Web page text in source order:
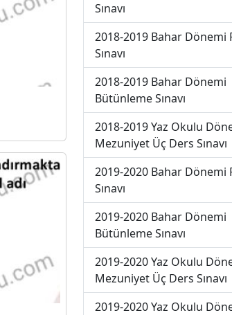
Sınavı
2018-2019 Bahar Dönemi
Sınavı
2018-2019 Bahar Dönemi
Bütünleme Sınavı
2018-2019 Yaz Okulu
Mezuniyet Üç Ders Sınavı
2019-2020 Bahar Dönemi
Sınavı
2019-2020 Bahar Dönemi
Bütünleme Sınavı
2019-2020 Yaz Okulu
Mezuniyet Üç Ders Sınavı
2019-2020 Yaz Okulu